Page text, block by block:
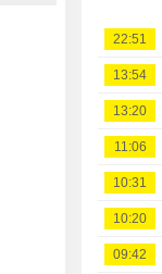
22:51
13:54
13:20
11:06
10:31
10:20
09:42